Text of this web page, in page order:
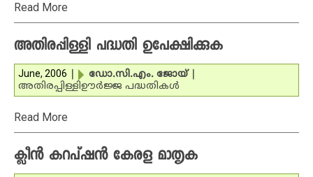
Read More
അതിരപ്പിള്ളി പദ്ധതി ഉപേക്ഷിക്കുക
June, 2006 ഡോ.സി.എം. ജോയ്
അതിരപ്പിള്ളിഊര്‍ജ്ജ പദ്ധതികള്‍
Read More
ക്ലീന്‍ കറപ്ഷന്‍ കേരള മാതൃക